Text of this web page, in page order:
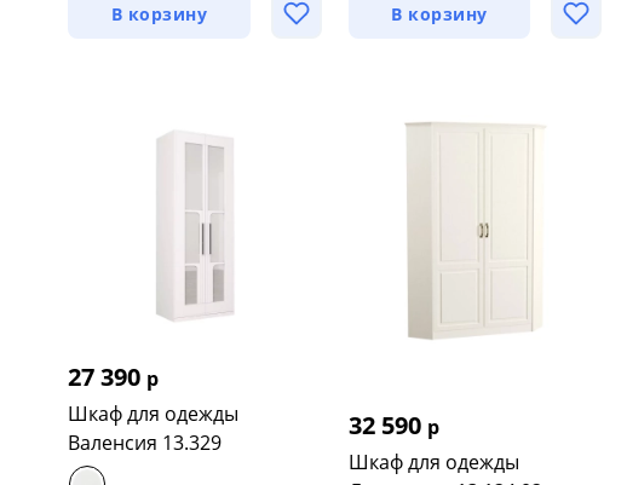
В корзину В корзину
27 390 р
Шкаф для одежды
Валенсия 13.329
32 590 р
Шкаф для одежды